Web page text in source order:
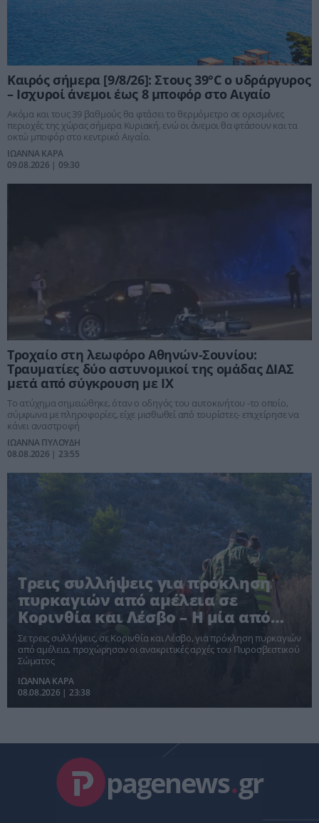
Καιρός σήμερα [9/8/26]: Στους 39°C ο υδράργυρος
– Ισχυροί άνεμοι έως 8 μποφόρ στο Αιγαίο
Ακόμα και τους 39 βαθμούς θα φτάσει το θερμόμετρο σε ορισμένες
περιοχές της χώρας σήμερα Κυριακή, ενώ οι άνεμοι θα φτάσουν και τα
οκτώ μποφόρ στο κεντρικό Αιγαίο.
ΙΩΑΝΝΑ ΚΑΡΑ
09.08.2026 | 09:30
Τροχαίο στη λεωφόρο Αθηνών-Σουνίου:
Τραυματίες δύο αστυνομικοί της ομάδας ΔΙΑΣ
μετά από σύγκρουση με ΙΧ
Το ατύχημα σημειώθηκε, όταν ο οδηγός του αυτοκινήτου -το οποίο,
σύμφωνα με πληροφορίες, είχε μισθωθεί από τουρίστες- επιχείρησε να
κάνει αναστροφή
ΙΩΑΝΝΑ ΠΥΛΟΥΔΗ
08.08.2026 | 23:55
Τρεις συλλήψεις για πρόκληση
πυρκαγιών από αμέλεια σε
Κορινθία και Λέσβο – Η μία από
αποτσίγαρο
Σε τρεις συλλήψεις, σε Κορινθία και Λέσβο, για πρόκληση πυρκαγιών
από αμέλεια, προχώρησαν οι ανακριτικές αρχές του Πυροσβεστικού
Σώματος
ΙΩΑΝΝΑ ΚΑΡΑ
08.08.2026 | 23:38
pagenews.gr